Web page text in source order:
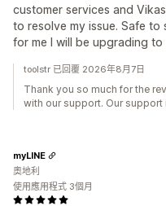
customer services and
to resolve my issue. Safe
for me I will be upgrading
toolstr 已回覆 2026年8月7日
Thank you so much for the
with our support. Our
myLINE
奧地利
使用應用程式 3個月